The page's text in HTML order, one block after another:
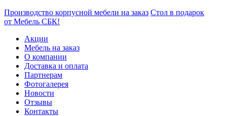
Производство корпусной мебели на заказ Стол в подарок
от Мебель СБК!
Акции
Мебель на заказ
О компании
Доставка и оплата
Партнерам
Фотогалерея
Новости
Отзывы
Контакты